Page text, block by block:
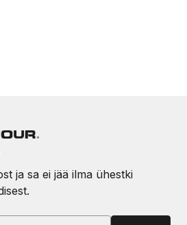
ja sa ei jää ilma ühestki